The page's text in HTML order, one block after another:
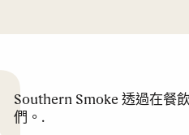
Southern Smoke 透過在餐
們。.